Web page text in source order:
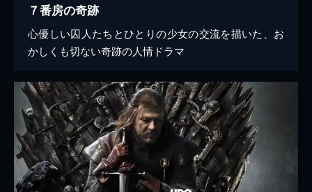
７番房の奇跡
心優しい囚人たちとひとりの少女の交流を描いた、お
かしくも切ない奇跡の人情ドラマ